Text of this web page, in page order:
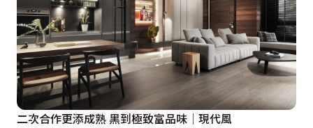
二次合作更添成熟 黑到極致富品味│現代風